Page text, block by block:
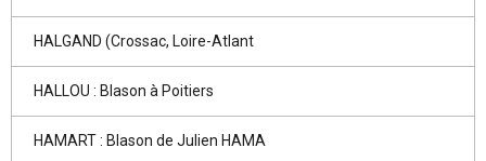
HALGAND (Crossac, Loire-Atlant
HALLOU : Blason à Poitiers
HAMART : Blason de Julien HAMA